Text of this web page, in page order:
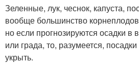
Зеленные, лук, чеснок, капуста,
вообще большинство
но если прогнозируются осадки в
или града, то, разумеется,
укрыть.